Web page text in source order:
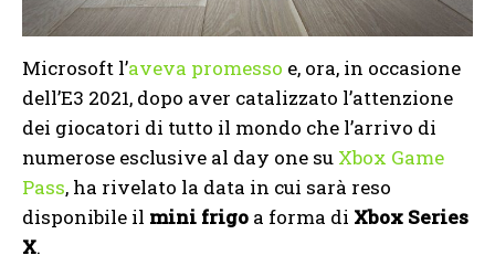
Microsoft l’aveva promesso e, ora, in occasione
dell’E3 2021, dopo aver catalizzato l’attenzione
dei giocatori di tutto il mondo che l’arrivo di
numerose esclusive al day one su Xbox Game
Pass, ha rivelato la data in cui sarà reso
disponibile il mini frigo a forma di Xbox Series
X.